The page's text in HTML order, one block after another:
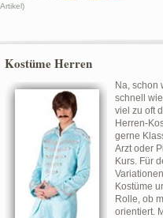
Kostüme Herren
Na, schon
schnell
viel zu oft
Herren-
gerne
Arzt oder
Kurs. Für
Kostüme
Rolle, ob
orientiert.